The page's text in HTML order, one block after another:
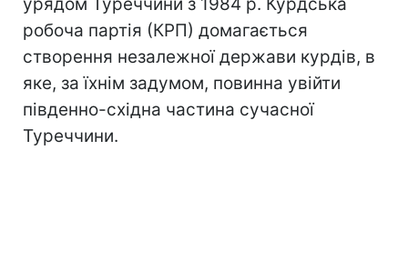
робоча партія (КРП) домагається
створення незалежної держави курдів, в
яке, за їхнім задумом, повинна увійти
південно-східна частина сучасної
Туреччини.